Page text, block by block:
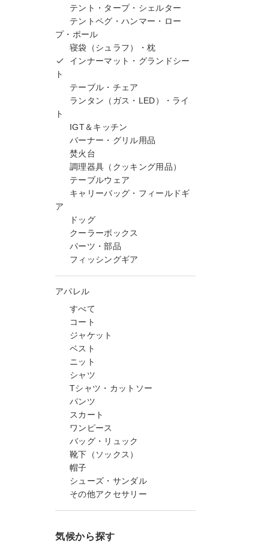
テント・タープ・シェルター
テントペグ・ハンマー・ロー
プ・ポール
寝袋（シュラフ）・枕
インナーマット・グランドシー
ト
テーブル・チェア
ランタン（ガス・LED）・ライ
ト
IGT＆キッチン
バーナー・グリル用品
焚火台
調理器具（クッキング用品）
テーブルウェア
キャリーバッグ・フィールドギ
ア
ドッグ
クーラーボックス
パーツ・部品
フィッシングギア
アパレル
すべて
コート
ジャケット
ベスト
ニット
シャツ
Tシャツ・カットソー
パンツ
スカート
ワンピース
バッグ・リュック
靴下（ソックス）
帽子
シューズ・サンダル
その他アクセサリー
気候から探す